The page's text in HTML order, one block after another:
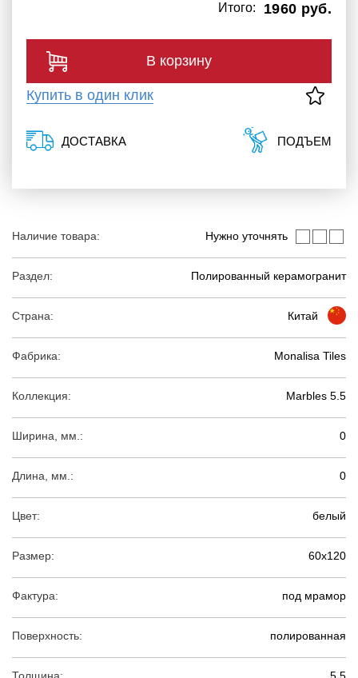
Наличие товара: Нужно уточнять
Раздел: Полированный керамогранит
Страна: Китай
Фабрика: Monalisa Tiles
Коллекция: Marbles 5.5
Ширина, мм.: 0
Длина, мм.: 0
Цвет: белый
Размер: 60х120
Фактура: под мрамор
Поверхность: полированная
1960 руб.
Итого:
В корзину
Купить в один клик
ДОСТАВКА ПОДЪЕМ